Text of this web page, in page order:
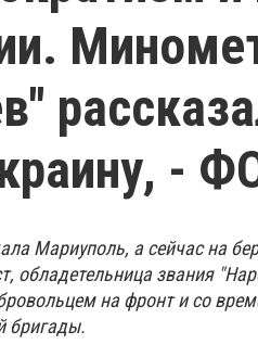
-
Мариуполь, а сейчас на
, обладетельница звания
на фронт и со
бригады.